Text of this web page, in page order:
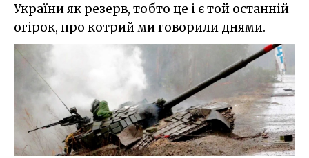
України як резерв, тобто це і є той останній
огірок, про котрий ми говорили днями.